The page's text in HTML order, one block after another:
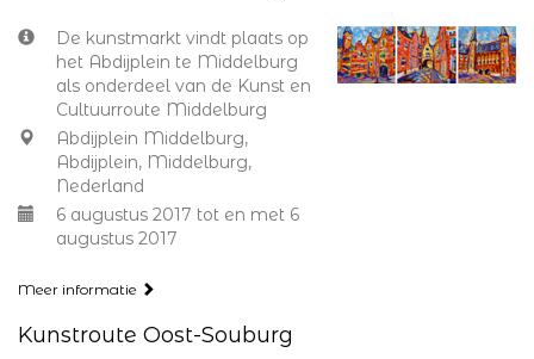
De kunstmarkt vindt plaats op
het Abdijplein te Middelburg
als onderdeel van de Kunst en
Cultuurroute Middelburg
Abdijplein Middelburg,
Abdijplein, Middelburg,
Nederland
6 augustus 2017 tot en met 6
augustus 2017
Meer informatie
Kunstroute Oost-Souburg